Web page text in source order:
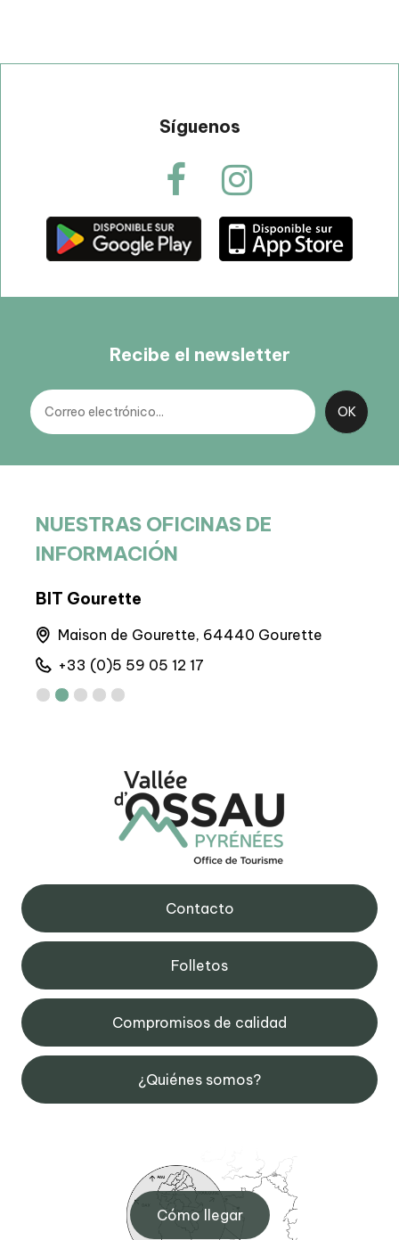
Síguenos
Recibe el newsletter
NUESTRAS OFICINAS DE
INFORMACIÓN
BIT Gourette
Maison de Gourette, 64440 Gourette
+33 (0)5 59 05 12 17
Contacto
Folletos
Compromisos de calidad
¿Quiénes somos?
Cómo llegar